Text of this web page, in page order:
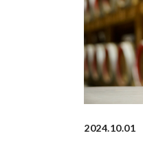
2024.10.01